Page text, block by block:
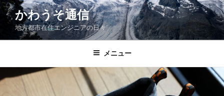
コ
ン
ン
ス
かわうそ通信
地方都市在住エンジニアの日々
メニュー